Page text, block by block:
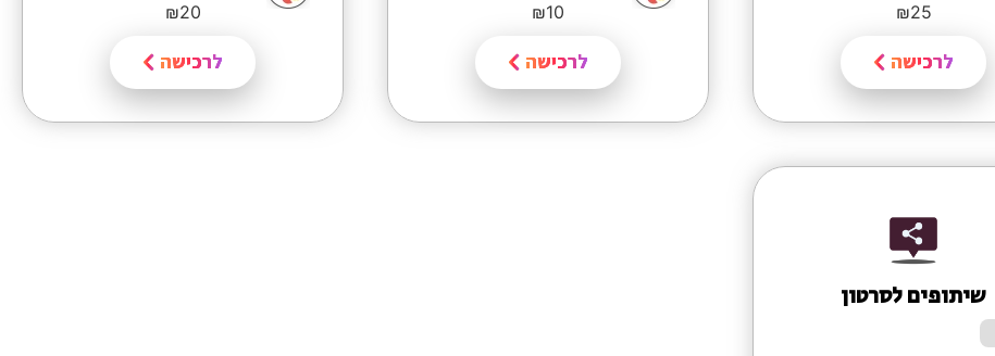
₪25
לרכישה
₪10
לרכישה
₪20
לרכישה
שיתופים לסרטון